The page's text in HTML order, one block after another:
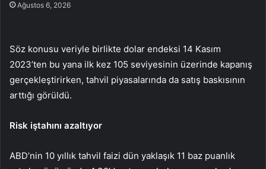
Ağustos 6, 2026
Söz konusu veriyle birlikte dolar endeksi 14 Kasım
2023’ten bu yana ilk kez 105 seviyesinin üzerinde kapanış
gerçekleştirirken, tahvil piyasalarında da satış baskısının
arttığı görüldü.
Risk iştahını azaltıyor
ABD’nin 10 yıllık tahvil faizi dün yaklaşık 11 baz puanlık